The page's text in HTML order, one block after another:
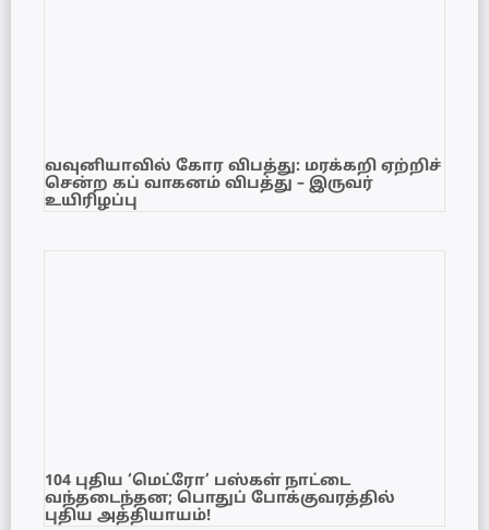
வவுனியாவில் கோர விபத்து: மரக்கறி ஏற்றிச்
சென்ற கப் வாகனம் விபத்து – இருவர்
உயிரிழப்பு
104 புதிய ‘மெட்ரோ’ பஸ்கள் நாட்டை
வந்தடைந்தன; பொதுப் போக்குவரத்தில்
புதிய அத்தியாயம்!